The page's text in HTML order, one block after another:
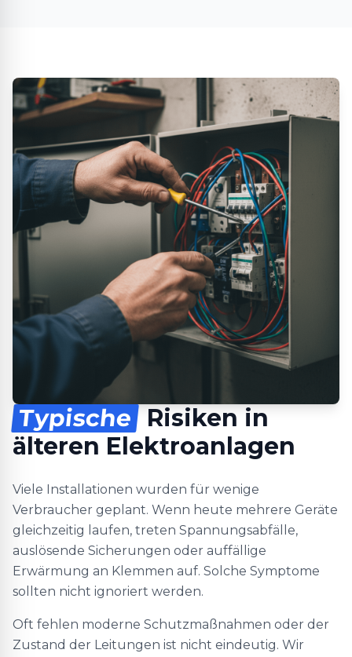
Typische
Risiken in
älteren Elektroanlagen
Viele Installationen wurden für wenige
Verbraucher geplant. Wenn heute mehrere Geräte
gleichzeitig laufen, treten Spannungsabfälle,
auslösende Sicherungen oder auffällige
Erwärmung an Klemmen auf. Solche Symptome
sollten nicht ignoriert werden.
Oft fehlen moderne Schutzmaßnahmen oder der
Zustand der Leitungen ist nicht eindeutig. Wir